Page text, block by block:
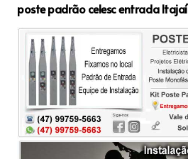
poste padrão celesc entrada Itajaí